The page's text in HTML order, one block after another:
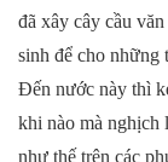
đã xây cây cầu
sinh để cho những
Đến nước này thì
khi nào mà nghịch
như thế trên các